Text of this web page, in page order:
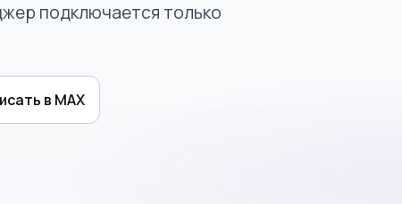
подключается только
в MAX